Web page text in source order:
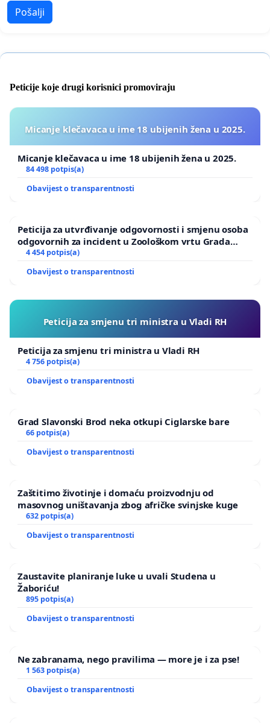
Pošalji
Peticije koje drugi korisnici promoviraju
Micanje klečavaca u ime 18 ubijenih žena u 2025.
Micanje klečavaca u ime 18 ubijenih žena u 2025.
84 498 potpis(a)
Obavijest o transparentnosti
Peticija za utvrđivanje odgovornosti i smjenu osoba
odgovornih za incident u Zoološkom vrtu Grada
Zagreba
4 454 potpis(a)
Obavijest o transparentnosti
Peticija za smjenu tri ministra u Vladi RH
Peticija za smjenu tri ministra u Vladi RH
4 756 potpis(a)
Obavijest o transparentnosti
Grad Slavonski Brod neka otkupi Ciglarske bare
66 potpis(a)
Obavijest o transparentnosti
Zaštitimo životinje i domaću proizvodnju od
masovnog uništavanja zbog afričke svinjske kuge
632 potpis(a)
Obavijest o transparentnosti
Zaustavite planiranje luke u uvali Studena u
Žaboriću!
895 potpis(a)
Obavijest o transparentnosti
Ne zabranama, nego pravilima — more je i za pse!
1 563 potpis(a)
Obavijest o transparentnosti